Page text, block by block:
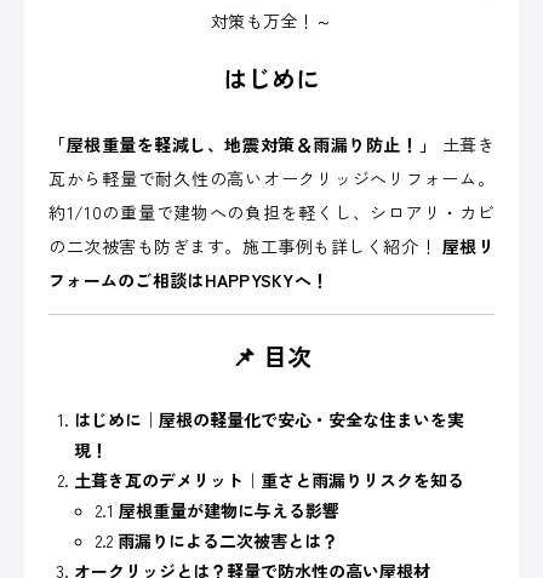
対策も万全！～
はじめに
「屋根重量を軽減し、地震対策＆雨漏り防止！」
土葺き
瓦から軽量で耐久性の高いオークリッジへリフォーム。
約1/10の重量で建物への負担を軽くし、シロアリ・カビ
の二次被害も防ぎます。施工事例も詳しく紹介！ 屋根リ
フォームのご相談はHAPPYSKYへ！
📌 目次
はじめに｜屋根の軽量化で安心・安全な住まいを実
現！
土葺き瓦のデメリット｜重さと雨漏りリスクを知る
2.1屋根重量が建物に与える影響
2.2 雨漏りによる二次被害とは？
オークリッジとは？軽量で防水性の高い屋根材